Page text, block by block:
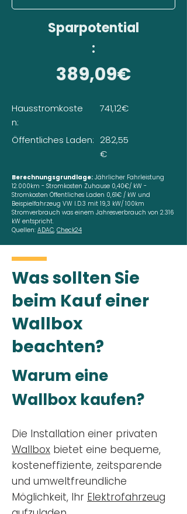
Sparpotential
:
389,09€
Hausstromkoste
n:
Öffentliches Laden:
741,12€
282,55
€
Berechnungsgrundlage: Jährlicher Fahrleistung
12.000km - Stromkosten Zuhause 0,40€/ kW -
Stromkosten Öffentliches Laden 0,61€ / kW und
Beispielfahrzeug VW I.D.3 mit 19,3 kW/ 100km
Stromverbrauch was einem Jahresverbrauch von 2.316
kW entspricht.
Quellen: ADAC, Check24
Was sollten Sie
beim Kauf einer
Wallbox
beachten?
Warum eine
Wallbox kaufen?
Die Installation einer privaten
Wallbox bietet eine bequeme,
kosteneffiziente, zeitsparende
und umweltfreundliche
Möglichkeit, Ihr Elektrofahrzeug